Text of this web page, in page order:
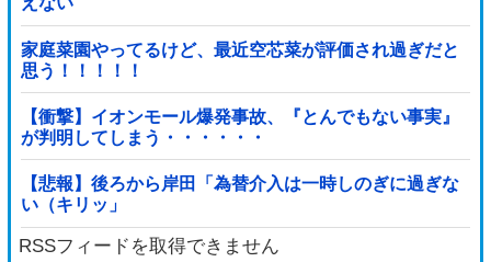
家庭菜園やってるけど、最近空芯菜が評価され過ぎだと
思う！！！！！
【衝撃】イオンモール爆発事故、『とんでもない事実』
が判明してしまう・・・・・・
【悲報】後ろから岸田「為替介入は一時しのぎに過ぎな
い（キリッ」
RSSフィードを取得できません